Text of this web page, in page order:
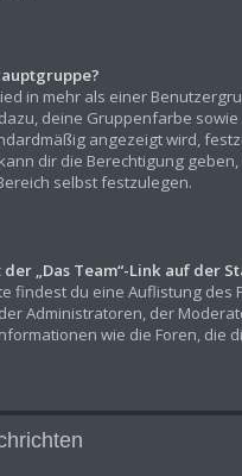
in mehr als einer
deine Gruppenfarbe
angezeigt wird,
dir die Berechtigung
selbst festzulegen.
„Das Team“-Link auf der
findest du eine Auflistung des
Administratoren, der
wie die Foren, die